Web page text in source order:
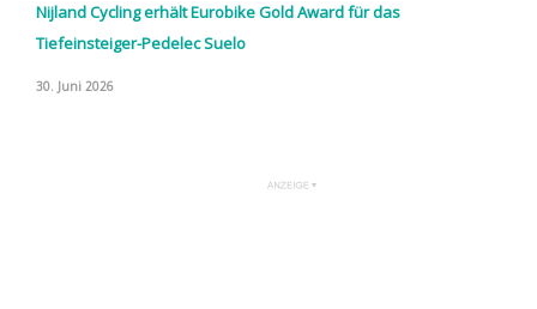
Nijland Cycling erhält Eurobike Gold Award für das
Tiefeinsteiger-Pedelec Suelo
30. Juni 2026